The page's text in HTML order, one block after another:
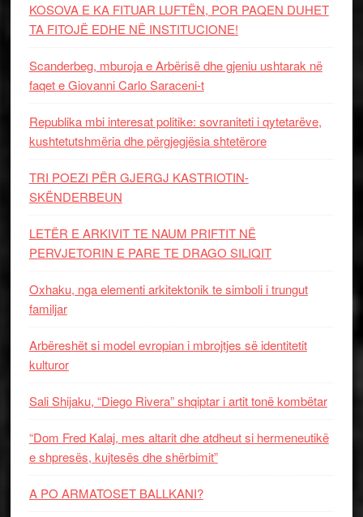
KOSOVA E KA FITUAR LUFTËN, POR PAQEN DUHET
TA FITOJË EDHE NË INSTITUCIONE!
Scanderbeg, mburoja e Arbërisë dhe gjeniu ushtarak në
faqet e Giovanni Carlo Saraceni-t
Republika mbi interesat politike: sovraniteti i qytetarëve,
kushtetutshmëria dhe përgjegjësia shtetërore
TRI POEZI PËR GJERGJ KASTRIOTIN-
SKËNDERBEUN
LETËR E ARKIVIT TE NAUM PRIFTIT NË
PERVJETORIN E PARE TE DRAGO SILIQIT
Oxhaku, nga elementi arkitektonik te simboli i trungut
familjar
Arbëreshët si model evropian i mbrojtjes së identitetit
kulturor
Sali Shijaku, “Diego Rivera” shqiptar i artit tonë kombëtar
“Dom Fred Kalaj, mes altarit dhe atdheut si hermeneutikë
e shpresës, kujtesës dhe shërbimit”
A PO ARMATOSET BALLKANI?